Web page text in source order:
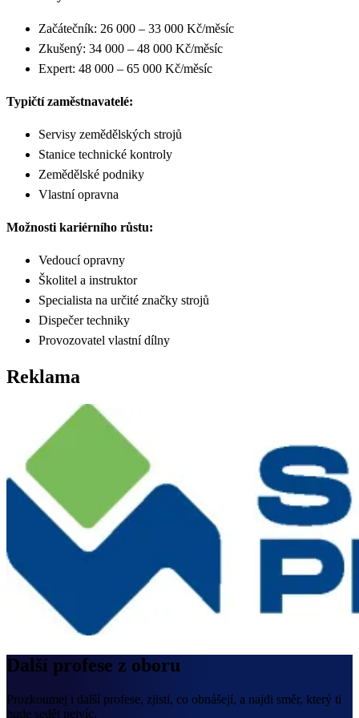
Začátečník: 26 000 – 33 000 Kč/měsíc
Zkušený: 34 000 – 48 000 Kč/měsíc
Expert: 48 000 – 65 000 Kč/měsíc
Typičtí zaměstnavatelé:
Servisy zemědělských strojů
Stanice technické kontroly
Zemědělské podniky
Vlastní opravna
Možnosti kariérního růstu:
Vedoucí opravny
Školitel a instruktor
Specialista na určité značky strojů
Dispečer techniky
Provozovatel vlastní dílny
Reklama
Další profese z oboru
Prozkoumej i další profese, zjisti, co obnášejí, a najdi směr, který ti
bude sedět nejvíc.